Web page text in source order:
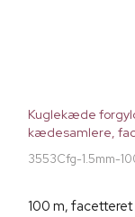
Kuglekæde
kædesamlere,
3553Cfg-1.5mm-
100 m,